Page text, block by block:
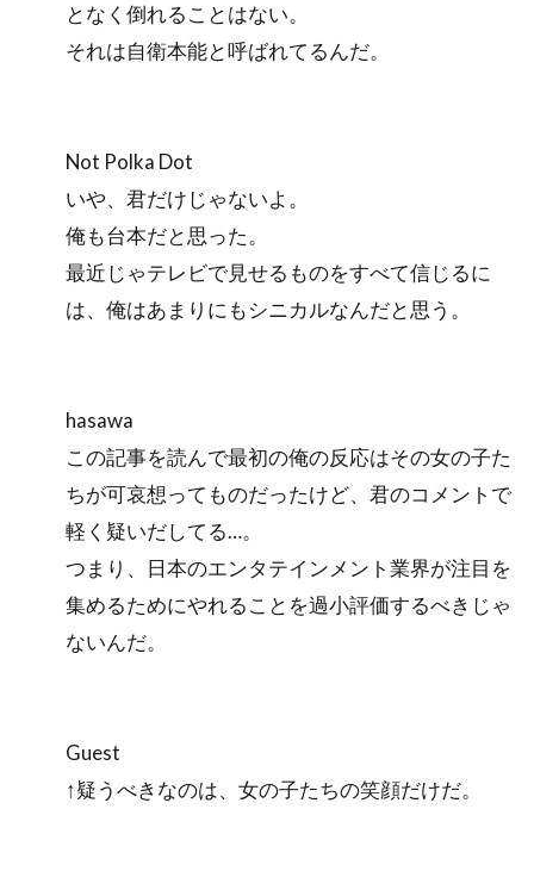
となく倒れることはない。
それは自衛本能と呼ばれてるんだ。
Not Polka Dot
いや、君だけじゃないよ。
俺も台本だと思った。
最近じゃテレビで見せるものをすべて信じるに
は、俺はあまりにもシニカルなんだと思う。
hasawa
この記事を読んで最初の俺の反応はその女の子た
ちが可哀想ってものだったけど、君のコメントで
軽く疑いだしてる…。
つまり、日本のエンタテインメント業界が注目を
集めるためにやれることを過小評価するべきじゃ
ないんだ。
Guest
↑疑うべきなのは、女の子たちの笑顔だけだ。